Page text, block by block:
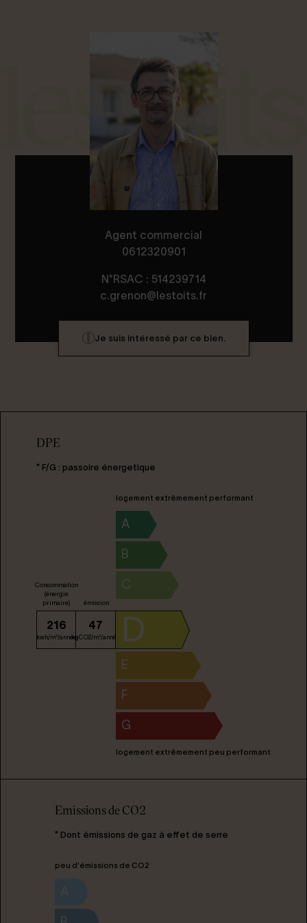
Agent commercial
0612320901
N°RSAC : 514239714
c.grenon@lestoits.fr
Je suis intéressé par ce bien.
DPE
* F/G : passoire énergetique
logement extrêmement performant
A
B
C
Consommation
(énergie
primaire)
216
kwh/m²/année
émission
47
kgCO2/m²/année D
E
F
G
logement extrêmement peu performant
Emissions de CO2
* Dont émissions de gaz à effet de serre
peu d'émissions de CO2